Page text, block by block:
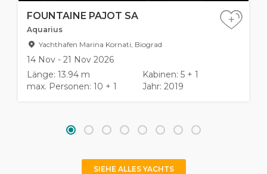
FOUNTAINE PAJOT SA
Aquarius
Yachthafen Marina Kornati, Biograd
14 Nov - 21 Nov 2026
Länge: 13.94 m
Kabinen: 5 + 1
max. Personen: 10 + 1
Jahr: 2019
+
SIEHE ALLES YACHTS